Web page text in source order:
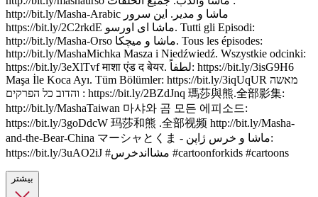
http://bit.ly/Masha-Arabic ماشا و مدیر. این سرور
https://bit.ly/2C2rkdE ماشا ای اورسو. Tutti gli Episodi:
http://bit.ly/Masha-Orso ماشا و میچکا. Tous les épisodes:
http://bit.ly/MashaMichka Masza i Niedźwiedź. Wszystkie odcinki:
https://bit.ly/3eXlTvf माशा एंड द बेयर. لطفاً: https://bit.ly/3isG9H6
Maşa İle Koca Ayı. Tüm Bölümler: https://bit.ly/3iqUqUR מאשה
והדוב כל הפרקים : https://bit.ly/2BZdJnq 瑪莎與熊.全部影集:
http://bit.ly/MashaTaiwan 마샤와 곰 모든 에피소드:
https://bit.ly/3goDdcW 玛莎和熊 .全部视频 http://bit.ly/Masha-
and-the-Bear-China マーシャとくま - ماشا و خرس ژاپن:
https://bit.ly/3uAO2iJ #مشااندخرس #cartoonforkids #cartoons
بیشتر